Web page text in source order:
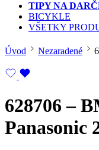
TIPY NA
BICYKLE
VŠETKY
Úvod Nezaradené
628706 –
Panasonic